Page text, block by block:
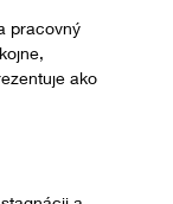
pracovný
ako